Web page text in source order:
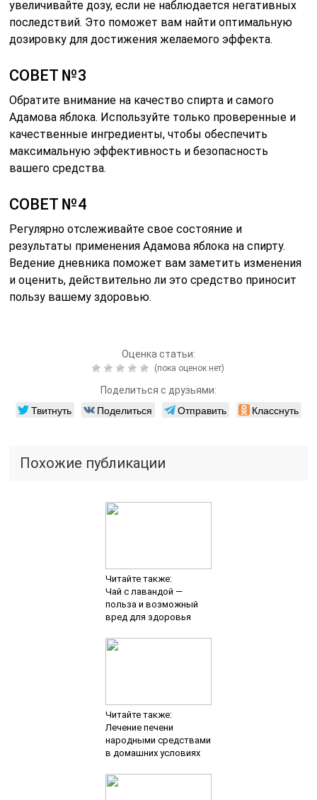
увеличивайте дозу, если не наблюдается негативных
последствий. Это поможет вам найти оптимальную
дозировку для достижения желаемого эффекта.
СОВЕТ №3
Обратите внимание на качество спирта и самого
Адамова яблока. Используйте только проверенные и
качественные ингредиенты, чтобы обеспечить
максимальную эффективность и безопасность
вашего средства.
СОВЕТ №4
Регулярно отслеживайте свое состояние и
результаты применения Адамова яблока на спирту.
Ведение дневника поможет вам заметить изменения
и оценить, действительно ли это средство приносит
пользу вашему здоровью.
Оценка статьи:
(пока оценок нет)
Поделиться с друзьями:
Твитнуть Поделиться Отправить Класснуть
Похожие публикации
Читайте также:
Чай с лавандой —
польза и возможный
вред для здоровья
Читайте также:
Лечение печени
народными средствами
в домашних условиях